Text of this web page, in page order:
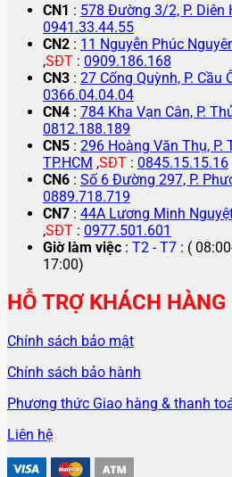
CN1 : 578 Đường 3/2, P. Diên
0941.33.44.55
CN2 : 11 Nguyễn Phúc
,SĐT : 0909.186.168
CN3 : 27 Cống Quỳnh, P. Cầu
0366.04.04.04
CN4 : 784 Kha Vạn Cân, P.
0812.188.189
CN5 : 296 Hoàng Văn Thụ, P.
TP.HCM ,SĐT : 0845.15.15.16
CN6 : Số 6 Đường 297, P.
0889.718.719
CN7 : 44A Lương Minh
,SĐT : 0977.501.601
Giờ làm việc : T2 - T7 : (
17:00)
HỖ TRỢ KHÁCH HÀNG
Chính sách bảo mật
Chính sách bảo hành
Phương thức Giao hàng & thanh
Liên hệ